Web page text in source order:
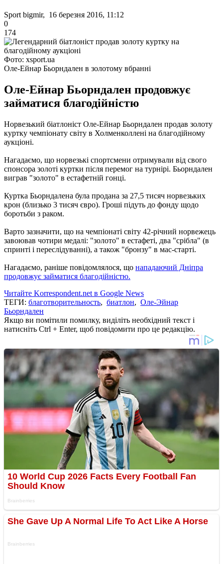
Sport bigmir, 16 березня 2016, 11:12
0
174
Фото: xsport.ua
Оле-Ейнар Бьорндален в золотому вбранні
Оле-Ейнар Бьорндален продовжує
займатися благодійністю
Норвезький біатлоніст Оле-Ейнар Бьорндален продав золоту
куртку чемпіонату світу в Холменколлені на благодійному
аукціоні.
Нагадаємо, що норвезькі спортсмени отримували від свого
спонсора золоті куртки після перемог на турнірі. Бьорндален
виграв "золото" в естафетній гонці.
Куртка Бьорндалена була продана за 27,5 тисяч норвезьких
крон (близько 3 тисяч євро). Гроші підуть до фонду щодо
боротьби з раком.
Варто зазначити, що на чемпіонаті світу 42-річний норвежець
завоював чотири медалі: "золото" в естафеті, два "срібла" (в
спринті і переслідуванні), а також "бронзу" в мас-старті.
Нагадаємо, раніше повідомлялося, що нападаючий Дніпра
продовжує займатися благодійністю.
Читайте Korrespondent.net в Google News
ТЕГИ: благотворительность, биатлон, Оле-Эйнар
Бьорндален
Якщо ви помітили помилку, виділіть необхідний текст і
натисніть Ctrl + Enter, щоб повідомити про це редакцію.